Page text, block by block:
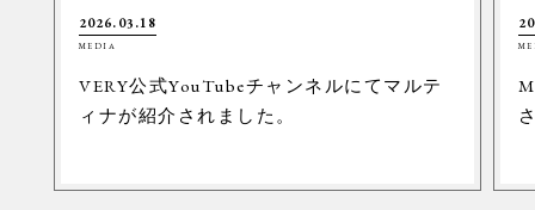
2026.03.18
MEDIA
VERY公式YouTubeチャンネルにてマルテ
ィナが紹介されました。